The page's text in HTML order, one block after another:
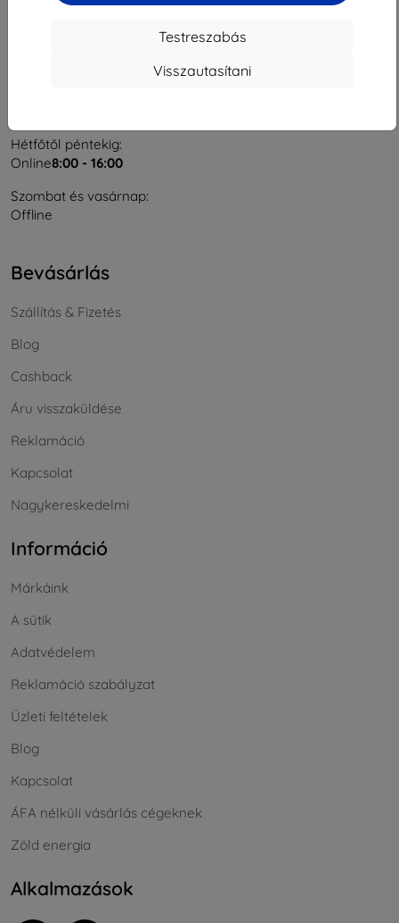
Testreszabás
Visszautasítani
Hétfőtől péntekig:
Online8:00 - 16:00
Szombat és vasárnap:
Offline
Bevásárlás
Szállítás & Fizetés
Blog
Cashback
Áru visszaküldése
Reklamáció
Kapcsolat
Nagykereskedelmi
Információ
Márkáink
A sütik
Adatvédelem
Reklamáció szabályzat
Üzleti feltételek
Blog
Kapcsolat
ÁFA nélküli vásárlás cégeknek
Zöld energia
Alkalmazások